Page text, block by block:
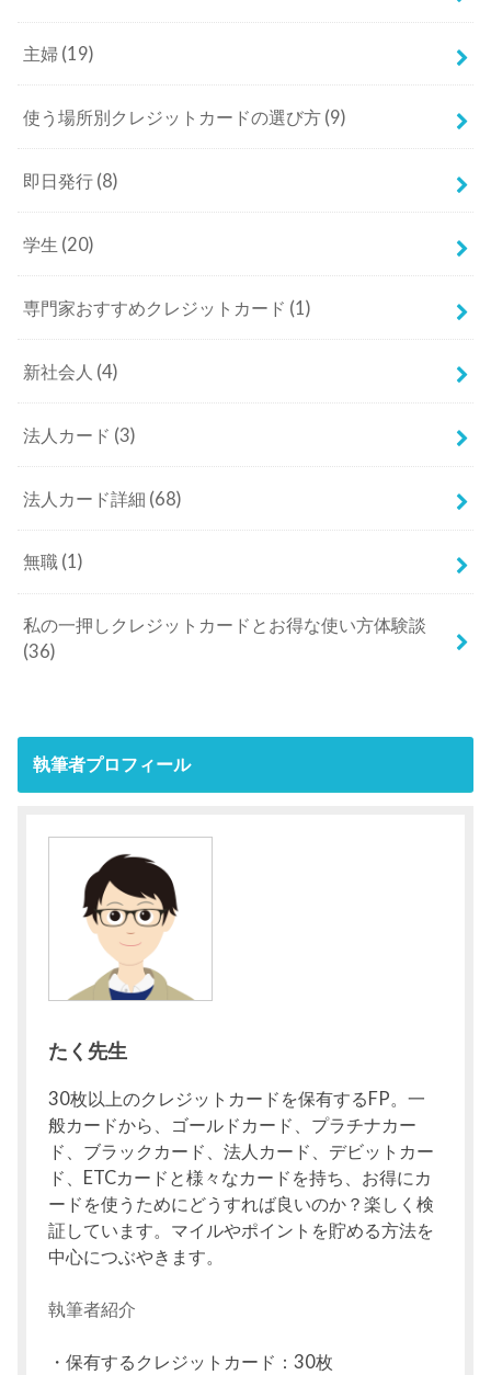
主婦 (19)
使う場所別クレジットカードの選び方 (9)
即日発行 (8)
学生 (20)
専門家おすすめクレジットカード (1)
新社会人 (4)
法人カード (3)
法人カード詳細 (68)
無職 (1)
私の一押しクレジットカードとお得な使い方体験談
(36)
執筆者プロフィール
たく先生
30枚以上のクレジットカードを保有するFP。一
般カードから、ゴールドカード、プラチナカー
ド、ブラックカード、法人カード、デビットカー
ド、ETCカードと様々なカードを持ち、お得にカ
ードを使うためにどうすれば良いのか？楽しく検
証しています。マイルやポイントを貯める方法を
中心につぶやきます。
執筆者紹介
・保有するクレジットカード：30枚